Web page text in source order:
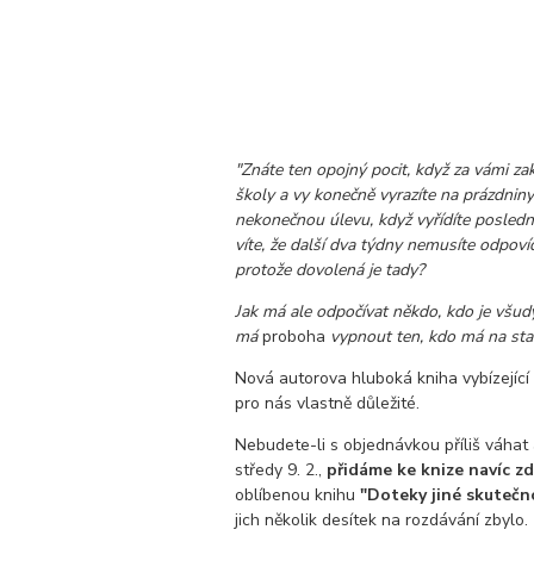
"Znáte ten opojný pocit, když za vámi
školy a vy konečně vyrazíte na
nekonečnou úlevu, když vyřídíte
víte, že další dva týdny nemusíte
protože dovolená je tady?
Jak má ale odpočívat někdo, kdo je
máproboha vypnout ten, kdo má na
Nová autorova hluboká kniha
pro nás vlastně důležité.
Nebudete-li s objednávkou příliš
středy 9. 2., přidáme ke knize navíc
oblíbenou knihu"Doteky jiné
jich několik desítek na rozdávání zbylo.